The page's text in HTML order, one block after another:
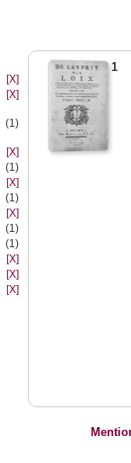
[X]
[X]
(1)
[X]
(1)
[X]
(1)
[X]
(1)
(1)
[X]
[X]
[X]
1